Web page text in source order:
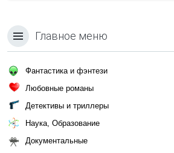
Главное меню
Фантастика и фэнтези
Любовные романы
Детективы и триллеры
Наука, Образование
Документальные